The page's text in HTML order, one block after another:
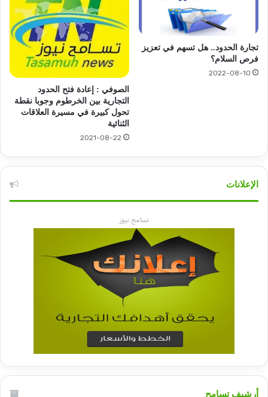
تجارة الحدود.. هل تسهم في تعزيز
فرص السلام؟
2022-08-10
الصوفي : إعادة فتح الحدود
التجارية بين الخرطوم وجوبا نقطة
تحول كبيرة في مسيرة العلاقات
الثنائية
2021-08-22
الإعلانات
تسامح نيوز
أرشيف تسامح